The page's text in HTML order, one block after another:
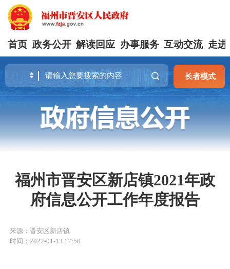
首页 政务公开 解读回应 办事服务 互动交流 走进
长者模式
福州市晋安区新店镇2021年政
府信息公开工作年度报告
来源：晋安区新店镇
时间：2022-01-13 17:50